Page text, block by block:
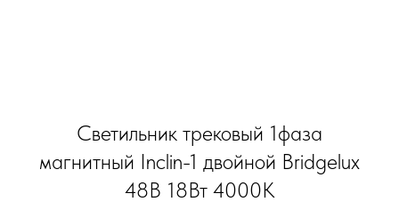
Светильник трековый 1фаза
магнитный Inclin-1 двойной Bridgelux
48В 18Вт 4000К